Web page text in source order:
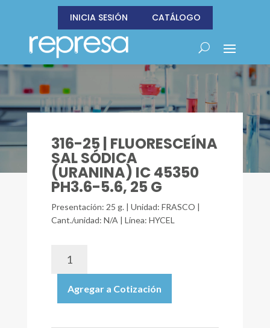
INICIA SESIÓN CATÁLOGO
316-25 | FLUORESCEÍNA
SAL SÓDICA
(URANINA) IC 45350
PH3.6-5.6, 25 G
Presentación: 25 g. | Unidad: FRASCO |
Cant./unidad: N/A | Línea: HYCEL
FLUORESCEÍNA
SAL
Agregar a Cotización